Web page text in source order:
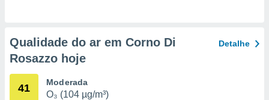
ou opor-
qualquer
em “
na
Qualidade do ar em Corno Di
Rosazzo hoje
Detalhe
41 Moderada
O₃ (104 µg/m³)